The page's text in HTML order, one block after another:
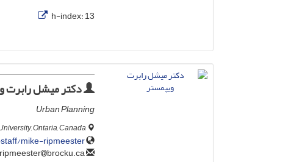
h-index:13
دکتر میشل رابرت
Urban Planning
Ontaria, Canada
mike-ripmeester/
brocku.ca